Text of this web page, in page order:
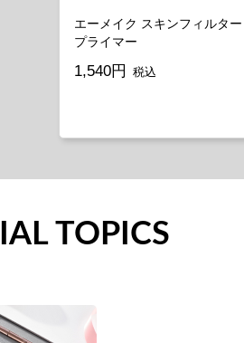
エーメイク スキンフィルター
プライマー
1,540円 税込
TOPICS